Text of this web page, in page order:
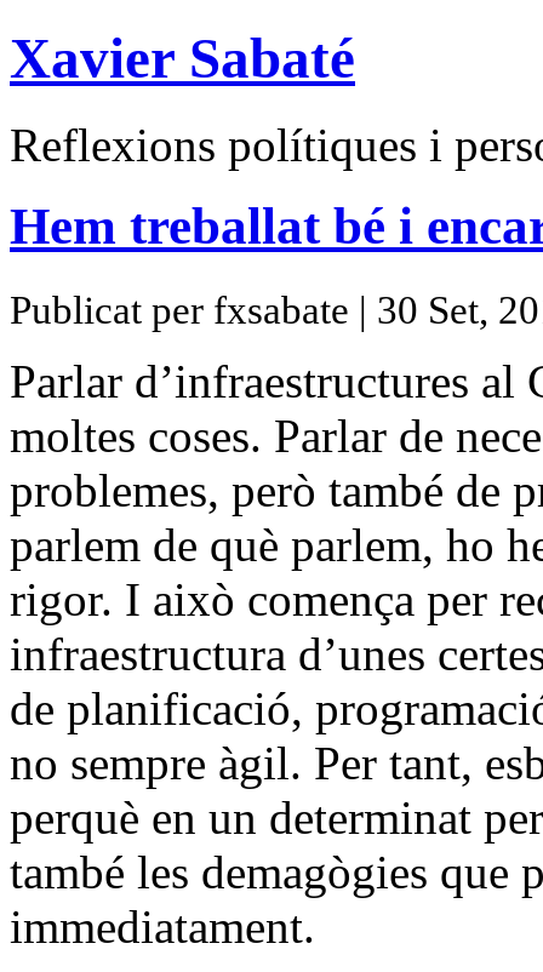
Xavier Sabaté
Reflexions polítiques i
Hem treballat bé i
Publicat per fxsabate | 30 Set,
Parlar d’infraestructures al
moltes coses. Parlar de
problemes, però també de
parlem de què parlem, ho
rigor. I això comença per
infraestructura d’unes
de planificació,
no sempre àgil. Per tant,
perquè en un determinat
també les demagògies que
immediatament.